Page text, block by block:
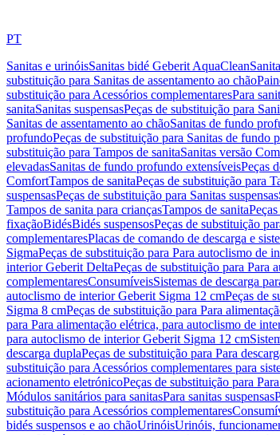
PT
Sanitas e urinóisSanitas bidé Geberit AquaClean
substituição para Sanitas de assentamento ao chão
substituição para Acessórios complementaresPara
sanitaSanitas suspensasPeças de substituição para
Sanitas de assentamento ao chãoSanitas de fundo
profundoPeças de substituição para Sanitas de fundo
substituição para Tampos de sanitaSanitas versão
elevadasSanitas de fundo profundo extensíveisPeças
ComfortTampos de sanitaPeças de substituição para
suspensasPeças de substituição para Sanitas suspensas
Tampos de sanita para criançasTampos de sanita
fixaçãoBidésBidés suspensosPeças de substituição
complementaresPlacas de comando de descarga e
SigmaPeças de substituição para Para autoclismo de
interior Geberit DeltaPeças de substituição para Para
complementaresConsumíveisSistemas de descarga
autoclismo de interior Geberit Sigma 12 cmPeças de
Sigma 8 cmPeças de substituição para Para
para Para alimentação elétrica, para autoclismo de
para autoclismo de interior Geberit Sigma 12 cm
descarga duplaPeças de substituição para Para
substituição para Acessórios complementares para
acionamento eletrónicoPeças de substituição para
Módulos sanitários para sanitasPara sanitas suspensas
substituição para Acessórios complementares
bidés suspensos e ao chãoUrinóisUrinóis,